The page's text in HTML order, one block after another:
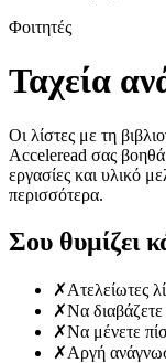
Φοιτητές
Ταχεία
Οι λίστες με τη
Acceleread σας
εργασίες και υλικό
περισσότερα.
Σου θυμίζει
✗Ατελείωτες
✗Να διαβάζετε
✗Να μένετε
✗Αργή